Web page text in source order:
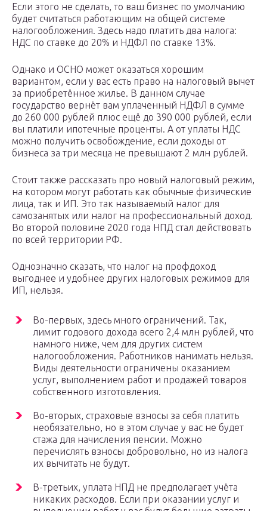
Если этого не сделать, то ваш бизнес по умолчанию
будет считаться работающим на общей системе
налогообложения. Здесь надо платить два налога:
НДС по ставке до 20% и НДФЛ по ставке 13%.
Однако и ОСНО может оказаться хорошим
вариантом, если у вас есть право на налоговый вычет
за приобретённое жилье. В данном случае
государство вернёт вам уплаченный НДФЛ в сумме
до 260 000 рублей плюс ещё до 390 000 рублей, если
вы платили ипотечные проценты. А от уплаты НДС
можно получить освобождение, если доходы от
бизнеса за три месяца не превышают 2 млн рублей.
Стоит также рассказать про новый налоговый режим,
на котором могут работать как обычные физические
лица, так и ИП. Это так называемый налог для
самозанятых или налог на профессиональный доход.
Во второй половине 2020 года НПД стал действовать
по всей территории РФ.
Однозначно сказать, что налог на профдоход
выгоднее и удобнее других налоговых режимов для
ИП, нельзя.
Во-первых, здесь много ограничений. Так,
лимит годового дохода всего 2,4 млн рублей, что
намного ниже, чем для других систем
налогообложения. Работников нанимать нельзя.
Виды деятельности ограничены оказанием
услуг, выполнением работ и продажей товаров
собственного изготовления.
Во-вторых, страховые взносы за себя платить
необязательно, но в этом случае у вас не будет
стажа для начисления пенсии. Можно
перечислять взносы добровольно, но из налога
их вычитать не будут.
В-третьих, уплата НПД не предполагает учёта
никаких расходов. Если при оказании услуг и